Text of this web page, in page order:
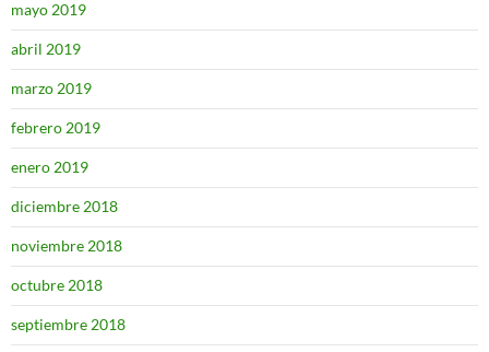
mayo 2019
abril 2019
marzo 2019
febrero 2019
enero 2019
diciembre 2018
noviembre 2018
octubre 2018
septiembre 2018